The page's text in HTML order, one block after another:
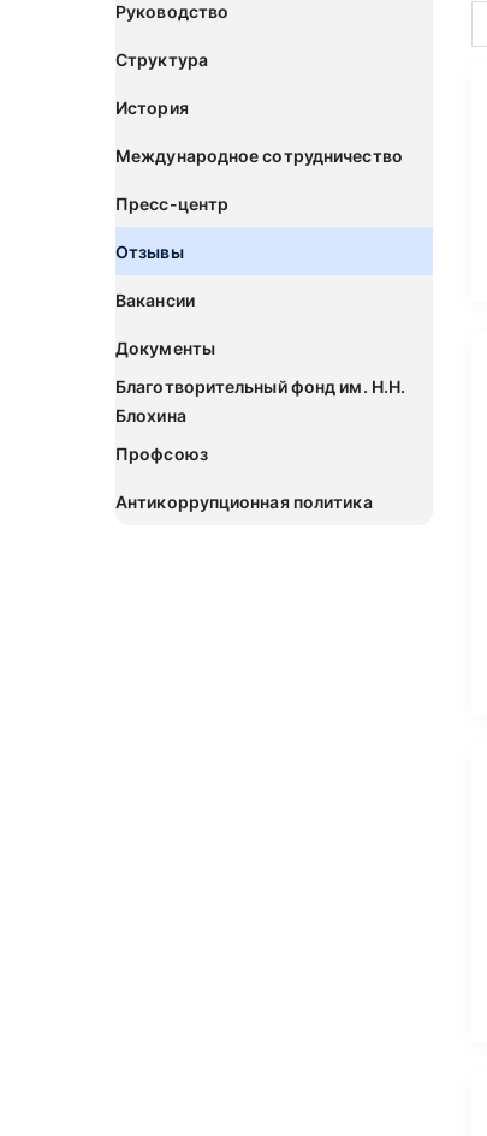
Руководство
Структура
История
Международное сотрудничество
Пресс-центр
Отзывы
Вакансии
Документы
Благотворительный фонд им. Н.Н.
Блохина
Профсоюз
Антикоррупционная политика